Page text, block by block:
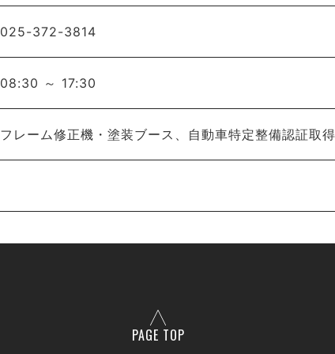
025-372-3814
08:30 ～ 17:30
フレーム修正機・塗装ブース、自動車特定整備認証取得
PAGE TOP